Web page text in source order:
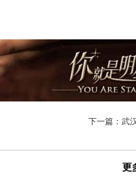
下一篇： 武
更